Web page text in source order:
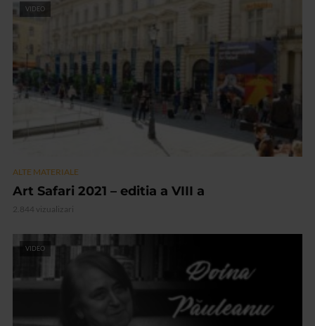
VIDEO
ALTE MATERIALE
Art Safari 2021 – editia a VIII a
2.844 vizualizari
VIDEO